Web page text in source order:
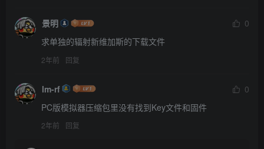
景明
0
求单独的辐射新维加斯的下载文件
2年前 回复
lm-rf
0
PC版模拟器压缩包里没有找到Key文件和固件
2年前 回复